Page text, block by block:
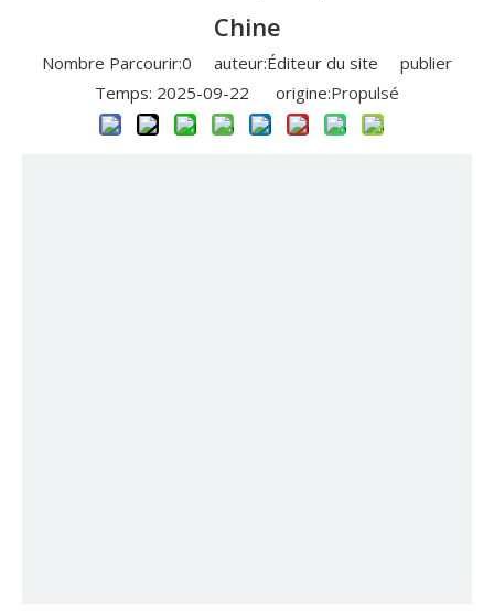
Chine
Nombre Parcourir:0 auteur:Éditeur du site publier
Temps: 2025-09-22 origine:Propulsé